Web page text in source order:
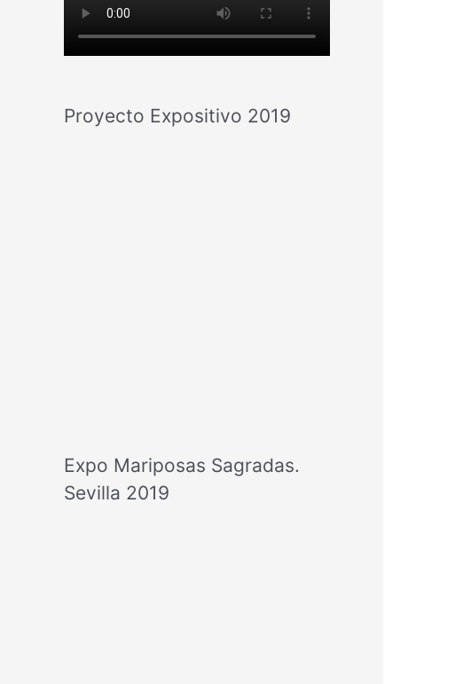
Proyecto Expositivo 2019
Expo Mariposas Sagradas.
Sevilla 2019